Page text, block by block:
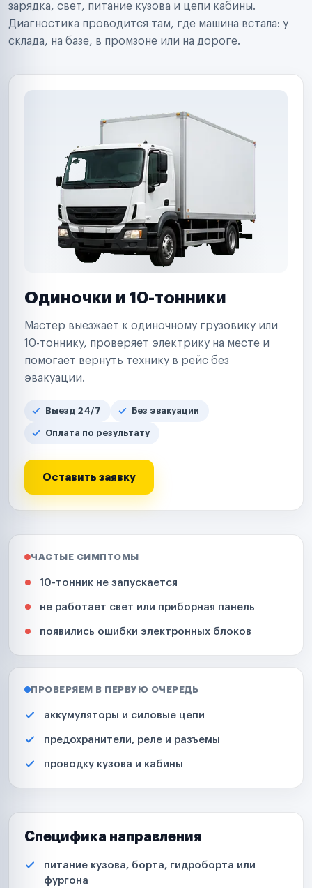
Ремонт спецтехники
Ритейл-сети
Управляющие компании
Страховые компании
зарядка, свет, питание кузова и цепи кабины.
Диагностика проводится там, где машина встала: у
склада, на базе, в промзоне или на дороге.
Одиночки и 10-тонники
Мастер выезжает к одиночному грузовику или
10-тоннику, проверяет электрику на месте и
помогает вернуть технику в рейс без
эвакуации.
Выезд 24/7 Без эвакуации
Оплата по результату
Оставить заявку
ЧАСТЫЕ СИМПТОМЫ
10-тонник не запускается
не работает свет или приборная панель
появились ошибки электронных блоков
ПРОВЕРЯЕМ В ПЕРВУЮ ОЧЕРЕДЬ
аккумуляторы и силовые цепи
предохранители, реле и разъемы
проводку кузова и кабины
Специфика направления
питание кузова, борта, гидроборта или
фургона